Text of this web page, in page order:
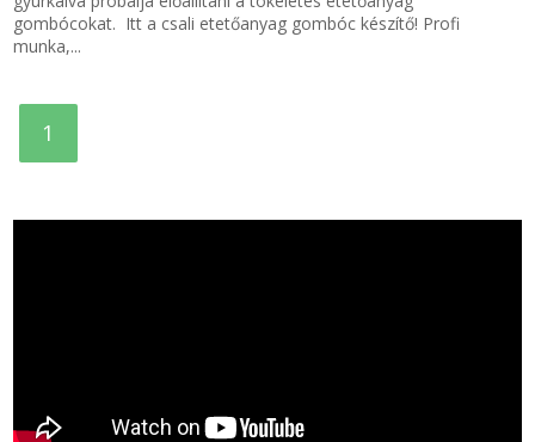
gombócokat. Itt a csali etetőanyag gombóc készítő! Profi
munka,...
1